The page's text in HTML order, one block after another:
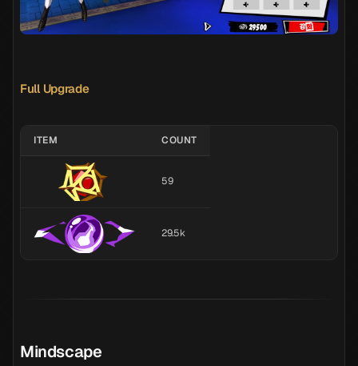
Full Upgrade
ITEM COUNT
59
29.5k
Mindscape